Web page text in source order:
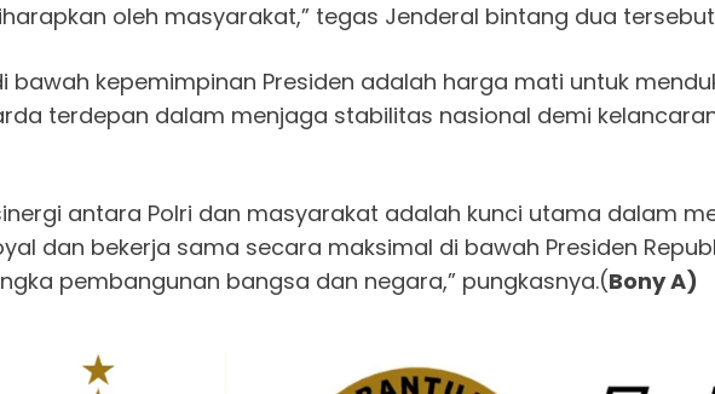
oleh masyarakat,” tegas Jenderal bintang dua
bawah kepemimpinan Presiden adalah harga mati untuk
terdepan dalam menjaga stabilitas nasional demi
antara Polri dan masyarakat adalah kunci utama dalam
dan bekerja sama secara maksimal di bawah Presiden
pembangunan bangsa dan negara,” pungkasnya.(Bony A)